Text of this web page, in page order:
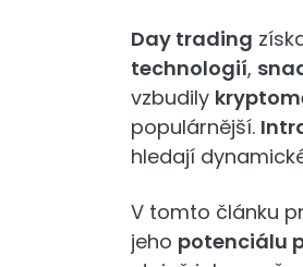
Day trading
technologií,
vzbudily
populárnější.
hledají
V tomto článku
jeho potenciálu